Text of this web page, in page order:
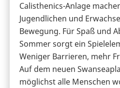
Calisthenics-Anlage
Jugendlichen und
Bewegung. Für Spaß und
Sommer sorgt ein
Weniger Barrieren, mehr
Auf dem neuen
möglichst alle Menschen